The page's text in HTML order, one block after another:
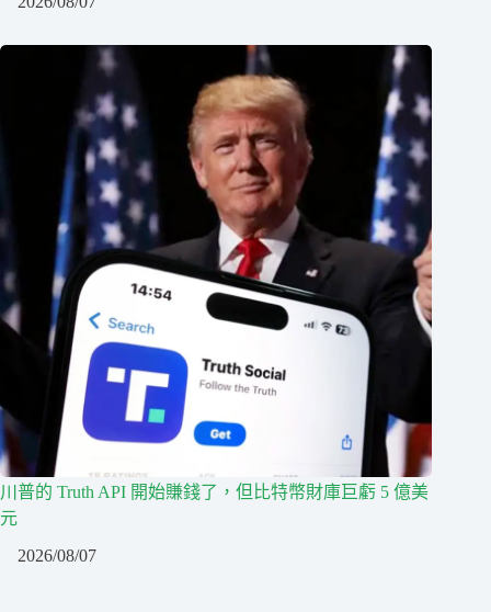
川普的 Truth API 開始賺錢了，但比特幣財庫巨虧 5 億美
元
2026/08/07